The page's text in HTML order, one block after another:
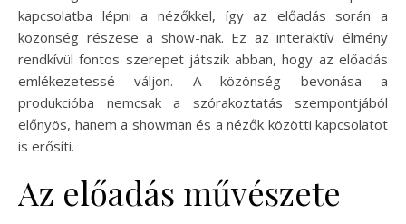
kapcsolatba lépni a nézőkkel, így az előadás során a
közönség részese a show-nak. Ez az interaktív élmény
rendkívül fontos szerepet játszik abban, hogy az előadás
emlékezetessé váljon. A közönség bevonása a
produkcióba nemcsak a szórakoztatás szempontjából
előnyös, hanem a showman és a nézők közötti kapcsolatot
is erősíti.
Az előadás művészete